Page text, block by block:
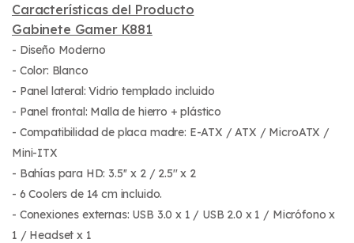
Características del Producto
Gabinete Gamer K881
- Diseño Moderno
- Color: Blanco
- Panel lateral: Vidrio templado incluido
- Panel frontal: Malla de hierro + plástico
- Compatibilidad de placa madre: E-ATX / ATX / MicroATX /
Mini-ITX
- Bahías para HD: 3.5'' x 2 / 2.5'' x 2
- 6 Coolers de 14 cm incluido.
- Conexiones externas: USB 3.0 x 1 / USB 2.0 x 1 / Micrófono x
1 / Headset x 1